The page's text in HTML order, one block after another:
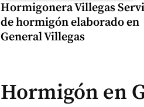
Hormigonera Villegas
de hormigón elaborado en
General Villegas
Hormigón en